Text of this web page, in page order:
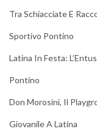
Tra Schiacciate E
Sportivo Pontino
Latina In Festa:
Pontino
Don Morosini, Il
Giovanile A Latina